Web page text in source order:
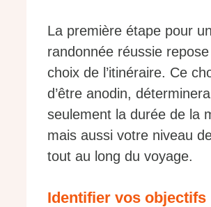
La première étape pour
randonnée réussie
choix de l’itinéraire. Ce
d’être anodin,
seulement la durée de la
mais aussi votre niveau
tout au long du voyage.
Identifier vos objectifs